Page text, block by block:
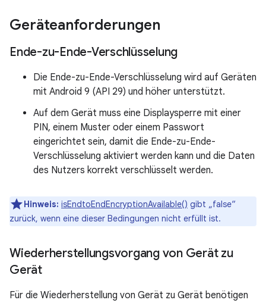
Geräteanforderungen
Ende-zu-Ende-Verschlüsselung
Die Ende-zu-Ende-Verschlüsselung wird auf Geräten
mit Android 9 (API 29) und höher unterstützt.
Auf dem Gerät muss eine Displaysperre mit einer
PIN, einem Muster oder einem Passwort
eingerichtet sein, damit die Ende-zu-Ende-
Verschlüsselung aktiviert werden kann und die Daten
des Nutzers korrekt verschlüsselt werden.
Hinweis: isEndtoEndEncryptionAvailable() gibt „false“
zurück, wenn eine dieser Bedingungen nicht erfüllt ist.
Wiederherstellungsvorgang von Gerät zu
Gerät
Für die Wiederherstellung von Gerät zu Gerät benötigen